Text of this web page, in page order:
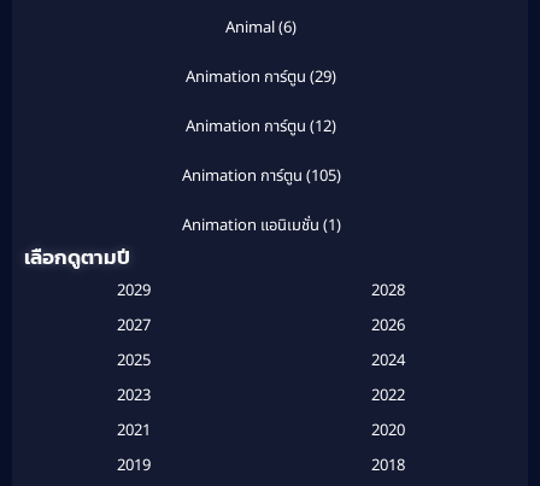
Animal(6)
Animation การ์ตูน (29)
Animation การ์ตูน (12)
Animation การ์ตูน (105)
Animation แอนิเมชั่น (1)
Based on a True Story สร้างจากเรื่องจริง(2)
Based on a True Story เรื่องจริง (20)
เลือกดูตามปี
2029
2028
2027
2026
2025
2024
2023
2022
2021
2020
2019
2018